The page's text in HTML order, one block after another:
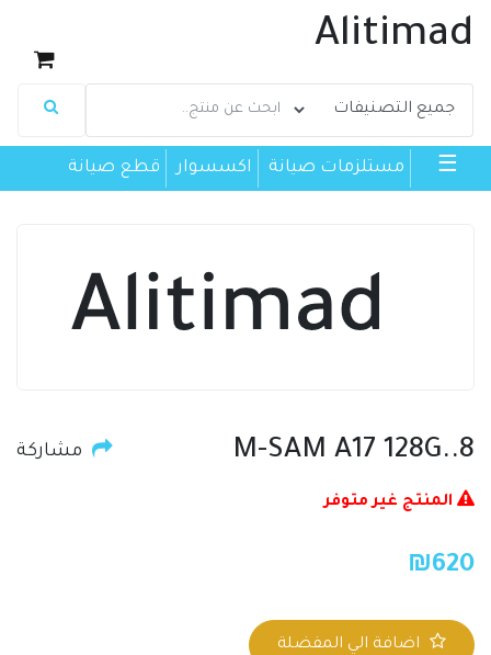
Alitimad
☰ مستلزمات صيانة اكسسوار قطع صيانة
M-SAM A17 128G..8 مشاركة
المنتج غير متوفر
₪620
اضافة الي المفضلة